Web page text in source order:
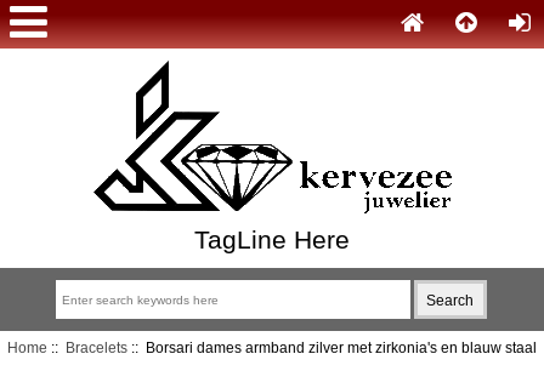
TagLine Here
Home :: Bracelets:: Borsari dames armband zilver met zirkonia's en blauw staal